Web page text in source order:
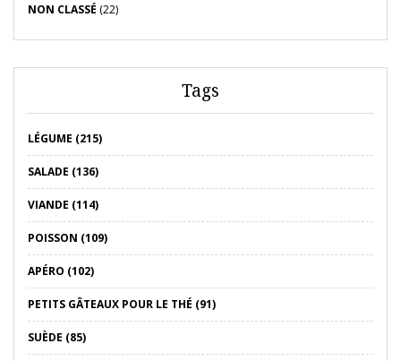
NON CLASSÉ (22)
Tags
LÉGUME (215)
SALADE (136)
VIANDE (114)
POISSON (109)
APÉRO (102)
PETITS GÂTEAUX POUR LE THÉ (91)
SUÈDE (85)